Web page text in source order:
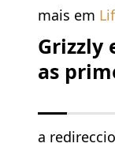
mais em
Grizzly
as
a